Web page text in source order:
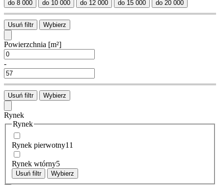
do 8 000 do 10 000 do 12 000 do 15 000 do 20 000
Usuń filtr Wybierz
Powierzchnia [m²]
-
Usuń filtr Wybierz
Rynek
Rynek
Rynek pierwotny11
Rynek wtórny5
Usuń filtr Wybierz